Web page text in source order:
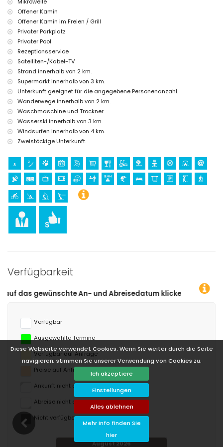
Diese Webseite verwendet Cookies. Wenn Sie weiter durch die Seite
navigieren, stimmen Sie unserer Verwendung von Cookies zu.
Ich akzeptiere
Einstellungen
Alles ablehnen
Mehr Info finden Sie
hier
Sport
Golf (Don Cayo), Wandern, Radfahren, Kajakfahren, Windsurfen und
Wasserski (innerhalb von 5 Kilometern von der Villa)
Offener Kamin
Offener Kamin im Freien / Grill
Privater Parkplatz
Privater Pool
Rezeptionsservice
Satelliten-/Kabel-TV
Strand innerhalb von 2 km.
Supermarkt innerhalb von 3 km.
Unterkunft geeignet für die angegebene Personenanzahl.
Wanderwege innerhalb von 2 km.
Waschmaschine und Trockner
Wasserski innerhalb von 3 km.
Windsurfen innerhalb von 4 km.
Zweistöckige Unterkunft.
Verfügbarkeit
An- und Abreisedatum klicken!
Verfügbar
Ausgewählte Termine
Verfügbar auf Anfrage
Preise auf Anfrage
Ankunft nicht erlaubt
Abreise nicht erlaubt
Nicht verfügbar
August 2026